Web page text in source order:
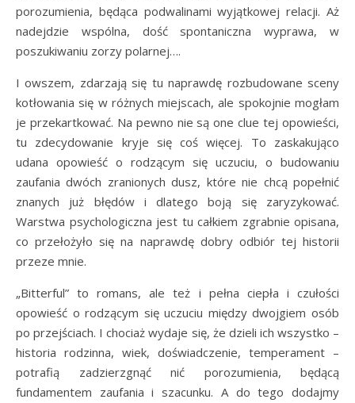
porozumienia, będąca podwalinami wyjątkowej relacji. Aż
nadejdzie wspólna, dość spontaniczna wyprawa, w
poszukiwaniu zorzy polarnej….
I owszem, zdarzają się tu naprawdę rozbudowane sceny
kotłowania się w różnych miejscach, ale spokojnie mogłam
je przekartkować. Na pewno nie są one clue tej opowieści,
tu zdecydowanie kryje się coś więcej. To zaskakująco
udana opowieść o rodzącym się uczuciu, o budowaniu
zaufania dwóch zranionych dusz, które nie chcą popełnić
znanych już błędów i dlatego boją się zaryzykować.
Warstwa psychologiczna jest tu całkiem zgrabnie opisana,
co przełożyło się na naprawdę dobry odbiór tej historii
przeze mnie.
„Bitterful” to romans, ale też i pełna ciepła i czułości
opowieść o rodzącym się uczuciu między dwojgiem osób
po przejściach. I chociaż wydaje się, że dzieli ich wszystko –
historia rodzinna, wiek, doświadczenie, temperament –
potrafią zadzierzgnąć nić porozumienia, będącą
fundamentem zaufania i szacunku. A do tego dodajmy